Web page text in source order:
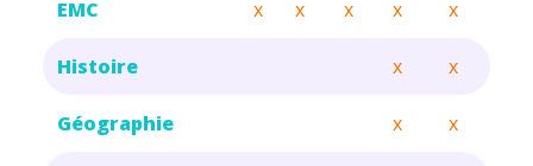
EMC x x x x x
Histoire x x
Géographie x x